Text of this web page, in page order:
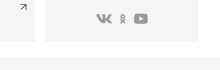
в контакте одноклассники youtube